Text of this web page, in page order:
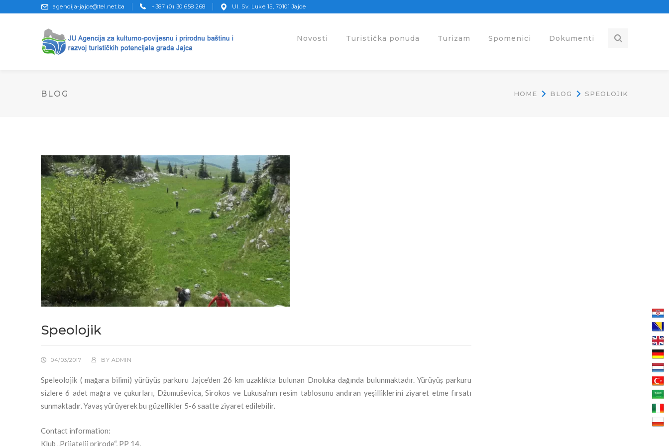
agencija-jajce@tel.net.ba +387 (0) 30 658 268 Ul. Sv. Luke 15, 70101 Jajce
Novosti Turistička ponuda Turizam Spomenici Dokumenti
BLOG HOME BLOG SPEOLOJIK
Speolojik
04/03/2017 BY ADMIN
Speleolojik ( mağara bilimi) yürüyüş parkuru Jajce’den 26 km uzaklıkta bulunan Dnoluka dağında bulunmaktadır. Yürüyüş parkuru
sizlere 6 adet mağra ve çukurları, Džumuševica, Sirokos ve Lukusa’nın resim tablosunu andıran yeşilliklerini ziyaret etme fırsatı
sunmaktadır. Yavaş yürüyerek bu güzellikler 5-6 saatte ziyaret edilebilir.
Contact information:
Klub „Prijatelji prirode“, PP 14,